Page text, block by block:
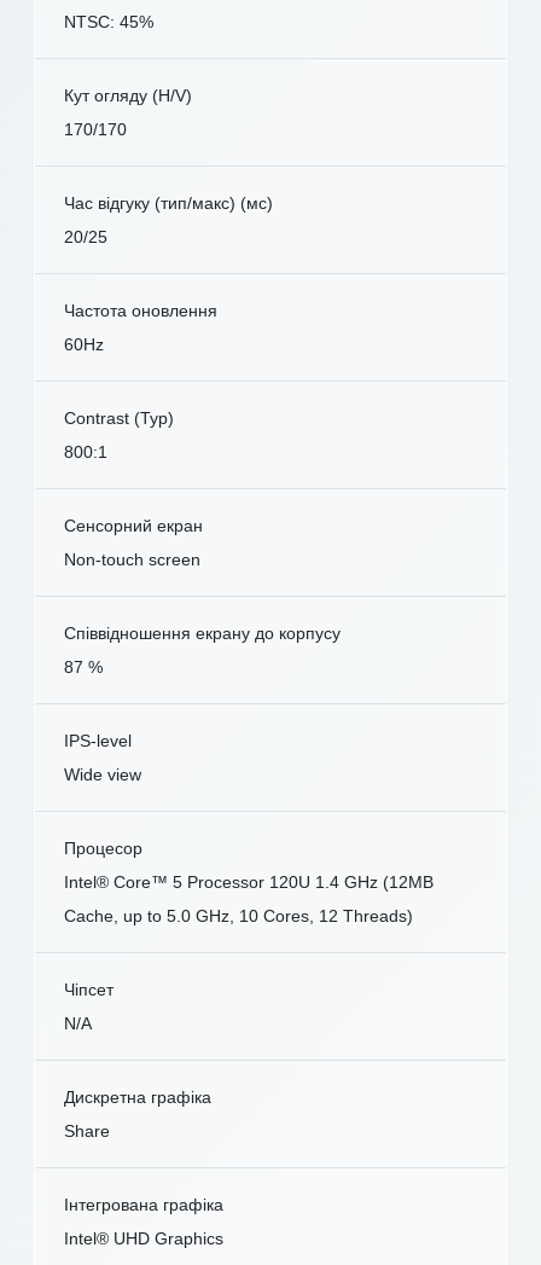
NTSC: 45%
Кут огляду (H/V)
170/170
Час відгуку (тип/макс) (мс)
20/25
Частота оновлення
60Hz
Contrast (Typ)
800:1
Сенсорний екран
Non-touch screen
Співвідношення екрану до корпусу
87 %
IPS-level
Wide view
Процесор
Intel® Core™ 5 Processor 120U 1.4 GHz (12MB
Cache, up to 5.0 GHz, 10 Cores, 12 Threads)
Чіпсет
N/A
Дискретна графіка
Share
Інтегрована графіка
Intel® UHD Graphics